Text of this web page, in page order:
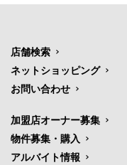
店舗検索
ネットショッピング
お問い合わせ
加盟店オーナー募集
物件募集・購入
アルバイト情報